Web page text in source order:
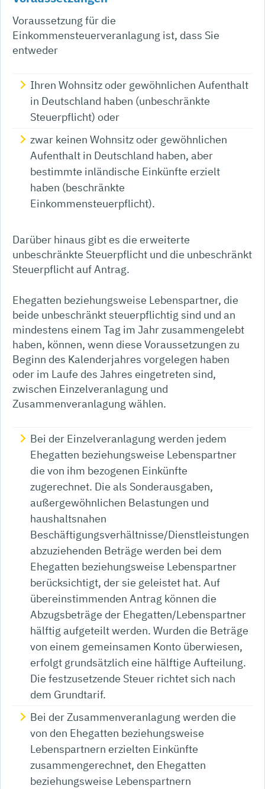
Voraussetzung für die
Einkommensteuerveranlagung ist, dass Sie
entweder
Ihren Wohnsitz oder gewöhnlichen Aufenthalt
in Deutschland haben (unbeschränkte
Steuerpflicht) oder
zwar keinen Wohnsitz oder gewöhnlichen
Aufenthalt in Deutschland haben, aber
bestimmte inländische Einkünfte erzielt
haben (beschränkte
Einkommensteuerpflicht).
Darüber hinaus gibt es die erweiterte
unbeschränkte Steuerpflicht und die unbeschränkt
Steuerpflicht auf Antrag.
Ehegatten beziehungsweise Lebenspartner, die
beide unbeschränkt steuerpflichtig sind und an
mindestens einem Tag im Jahr zusammengelebt
haben, können, wenn diese Voraussetzungen zu
Beginn des Kalenderjahres vorgelegen haben
oder im Laufe des Jahres eingetreten sind,
zwischen Einzelveranlagung und
Zusammenveranlagung wählen.
Bei der Einzelveranlagung werden jedem
Ehegatten beziehungsweise Lebenspartner
die von ihm bezogenen Einkünfte
zugerechnet. Die als Sonderausgaben,
außergewöhnlichen Belastungen und
haushaltsnahen
Beschäftigungsverhältnisse/Dienstleistungen
abzuziehenden Beträge werden bei dem
Ehegatten beziehungsweise Lebenspartner
berücksichtigt, der sie geleistet hat. Auf
übereinstimmenden Antrag können die
Abzugsbeträge der Ehegatten/Lebenspartner
hälftig aufgeteilt werden. Wurden die Beträge
von einem gemeinsamen Konto überwiesen,
erfolgt grundsätzlich eine hälftige Aufteilung.
Die festzusetzende Steuer richtet sich nach
dem Grundtarif.
Bei der Zusammenveranlagung werden die
von den Ehegatten beziehungsweise
Lebenspartnern erzielten Einkünfte
zusammengerechnet, den Ehegatten
beziehungsweise Lebenspartnern